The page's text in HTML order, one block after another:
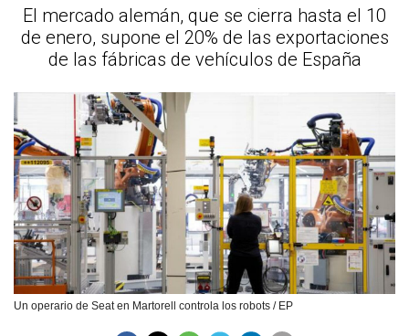
El mercado alemán, que se cierra hasta el 10
de enero, supone el 20% de las exportaciones
de las fábricas de vehículos de España
Un operario de Seat en Martorell controla los robots / EP